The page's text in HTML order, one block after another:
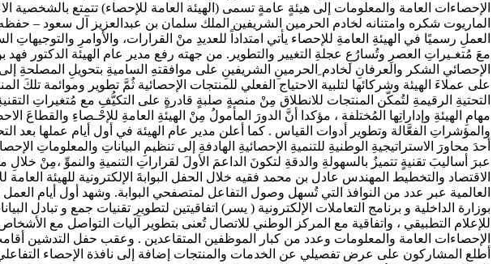
الإحصاءات العامة والمعلومات إلى هيئةٍ عامةٍ تسمى (الهيئة العامة للإحصاء) تتمتع بالشخصية
الماريوت شكره وامتنانه لخادم الحرمين الشريفين الملك سلمان بن عبدالعزيز آل سعود –
العملِ رسميًا في الهيئةِ العامةِ للإحصاء يأتي امتداداً للعديدِ منْ القرارات، والأوامرِ
معَ مُتغـيراتِ العصرِ وتُسارُعِ عجلةِ التغيير والتطوير. من جهته رفع مدير عام الهيئة
الإحصائي الشكر والعرفانِ لخادم ِالحرمينِ الشريفينِ على موافقتهِ الساميةِ بتحويلِ
على عملاءَ الهيئة وشركائها لتلبية الاحتياج الفعلي للمنتجات الإحصائية ثُمَّ تطوير وموائمة تلكَ
التحتيةِ الرقيمةِ لتُمكّن المنتجات للانطلاق مِنْ منصةٍ صلبةٍ قادرةٍ على التكيُّفِ مع مُتغيراتِ
مهامِ الهيئةِ وإداراتِها المُختلفة ، مؤكدا أنَّ الدورَ المأمولُ مِنْ الهيئةِ العامةِ للإحْـصاءِ
والمؤشراتِ الفعَّالة وتطوير أدوات القياس . كما أعلن مدير عام الهيئة في أول أيام عملها بعد
أحدَ محاورَ الاستراتيجيةِ الوطنيةِ للتنميةِ الإحصائيةِ الهادفةِ إلى تنظيمِ البياناتِ والمعلوماتِ
عبرَ أساليبَ تقنيةٍ تتميزُ بالسهولةِ والدقةِ لتكونَ الداعمَ الأولَ لقراراتِ التنميةِ والنموِّ ،مِنْ
الاقتصاد والتخطيط المهندس عادل بن محمد فقيه خلال الحفل البوابةَ الإلكترونية للهيئة
بوزارة الداخلية و برنامج التعاملات الإلكترونية ( يسر) اتفاقيتين لتطوير تقنيات جمع و تبادل
للإعلام التطبيقي ، واتفاقية مع المركز الوطني للاتصال تُعنى بتطوير آليات التواصل مع
الإحصاءات العامة والمعلومات وعدد من كبار الموظفين المتقاعدين . وعقب حفل التدشين
أطلع المشاركون على عرض تفصيلي عن الخدمات والمنتجات إضافة إلى نافذة الإحصاء